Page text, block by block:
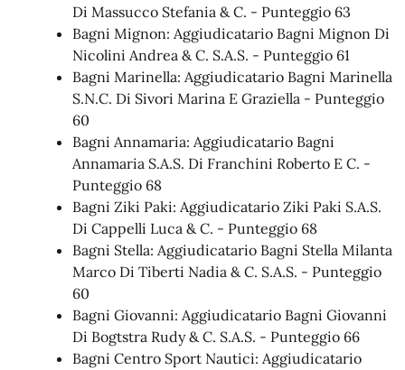
Di Massucco Stefania & C. - Punteggio 63
Bagni Mignon: Aggiudicatario Bagni Mignon Di
Nicolini Andrea & C. S.A.S. - Punteggio 61
Bagni Marinella: Aggiudicatario Bagni Marinella
S.N.C. Di Sivori Marina E Graziella - Punteggio
60
Bagni Annamaria: Aggiudicatario Bagni
Annamaria S.A.S. Di Franchini Roberto E C. -
Punteggio 68
Bagni Ziki Paki: Aggiudicatario Ziki Paki S.A.S.
Di Cappelli Luca & C. - Punteggio 68
Bagni Stella: Aggiudicatario Bagni Stella Milanta
Marco Di Tiberti Nadia & C. S.A.S. - Punteggio
60
Bagni Giovanni: Aggiudicatario Bagni Giovanni
Di Bogtstra Rudy & C. S.A.S. - Punteggio 66
Bagni Centro Sport Nautici: Aggiudicatario